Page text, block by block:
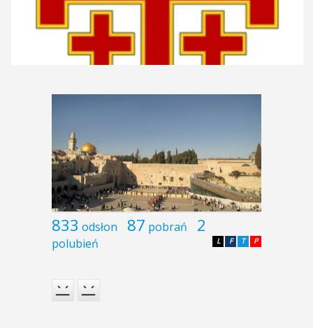
833 odsłon 87 pobrań 2
polubień P
T
F
L